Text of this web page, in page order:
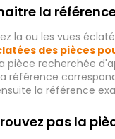
la
la ou les vues
des pièces
pièce recherchée
référence
la référence
pas la